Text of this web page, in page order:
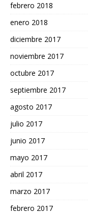
febrero 2018
enero 2018
diciembre 2017
noviembre 2017
octubre 2017
septiembre 2017
agosto 2017
julio 2017
junio 2017
mayo 2017
abril 2017
marzo 2017
febrero 2017